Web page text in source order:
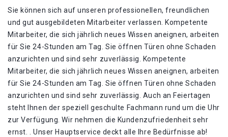
Sie können sich auf unseren professionellen, freundlichen
und gut ausgebildeten Mitarbeiter verlassen. Kompetente
Mitarbeiter, die sich jährlich neues Wissen aneignen, arbeiten
für Sie 24-Stunden am Tag. Sie öffnen Türen ohne Schaden
anzurichten und sind sehr zuverlässig. Kompetente
Mitarbeiter, die sich jährlich neues Wissen aneignen, arbeiten
für Sie 24-Stunden am Tag. Sie öffnen Türen ohne Schaden
anzurichten und sind sehr zuverlässig. Auch an Feiertagen
steht Ihnen der speziell geschulte Fachmann rund um die Uhr
zur Verfügung. Wir nehmen die Kundenzufriedenheit sehr
ernst. . Unser Hauptservice deckt alle Ihre Bedürfnisse ab!